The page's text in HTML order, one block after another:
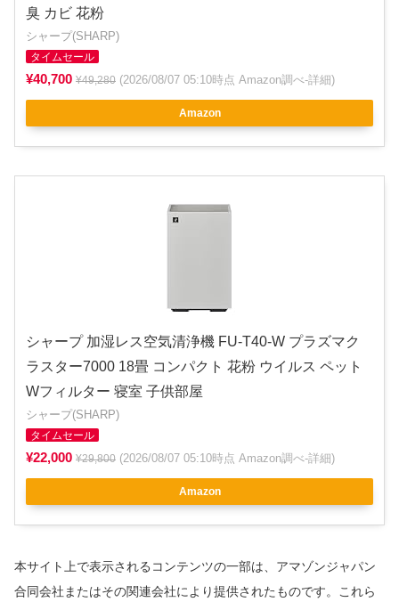
臭 カビ 花粉
シャープ(SHARP)
タイムセール
¥40,700 ¥49,280 (2026/08/07 05:10時点 Amazon調べ-詳細)
Amazon
シャープ 加湿レス空気清浄機 FU-T40-W プラズマク
ラスター7000 18畳 コンパクト 花粉 ウイルス ペット
Wフィルター 寝室 子供部屋
シャープ(SHARP)
タイムセール
¥22,000 ¥29,800 (2026/08/07 05:10時点 Amazon調べ-詳細)
Amazon
本サイト上で表示されるコンテンツの一部は、アマゾンジャパン
合同会社またはその関連会社により提供されたものです。これら